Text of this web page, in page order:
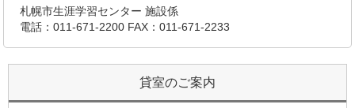
札幌市生涯学習センター 施設係
電話：011-671-2200 FAX：011-671-2233
貸室のご案内